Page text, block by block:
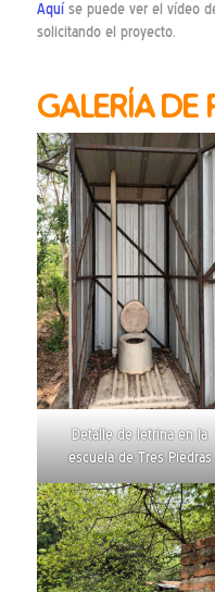
Aquíse puede ver el vídeo
solicitando el proyecto.
GALERÍA DE
Detalle de letrina en la
escuela de Tres Piedras